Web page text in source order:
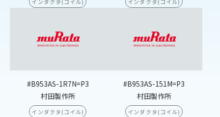
#B953AS-1R7N=P3
村田製作所
インダクタ(コイル)
#B953AS-151M=P3
村田製作所
インダクタ(コイル)